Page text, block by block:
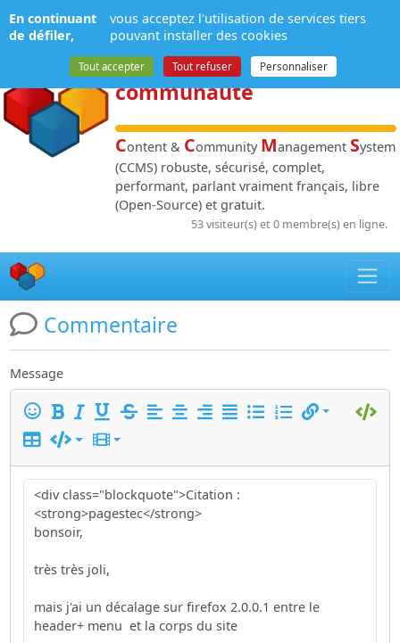
NPDS:Gestion de
contenuet de
communauté
Content & Community Management System
(CCMS) robuste, sécurisé, complet,
performant, parlant vraiment français, libre
(Open-Source) et gratuit.
53 visiteur(s) et 0 membre(s) en ligne.
Commentaire
Message
Panneau de gestion des cookies
En continuant
de défiler,
vous acceptez l'utilisation de services tiers
pouvant installer des cookies
Tout accepter Tout refuser Personnaliser